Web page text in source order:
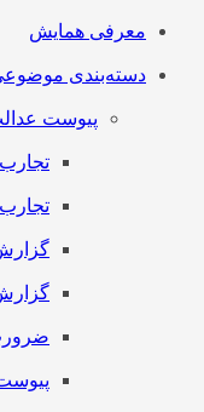
معرفی همایش
دسته‌بندی
پیوست